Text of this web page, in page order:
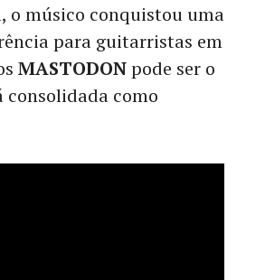
o músico conquistou uma
para guitarristas em
MASTODONpode ser o
como